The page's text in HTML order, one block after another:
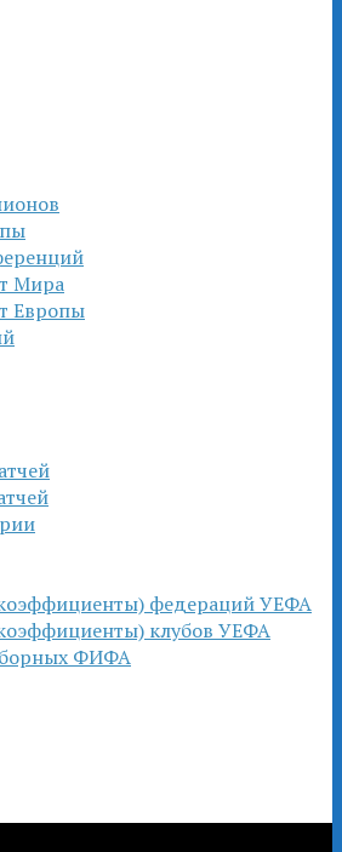
Мира
Европы
федераций УЕФА
клубов УЕФА
ФИФА